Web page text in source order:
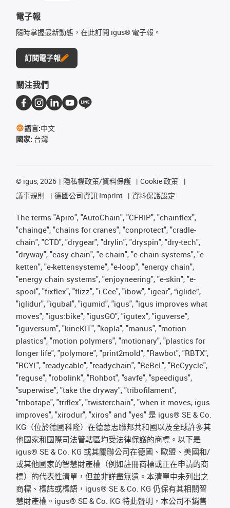
電子報
隨時掌握最新動態，在此訂閱 igus® 電子報。
訂閱電子報
關注我們
語言:中文
國家: 台灣
© igus, 2026 隱私權政策/資料保護
Cookie 政策
議事規則
德國公司資訊 Imprint 資料保護設定
The terms "Apiro", "AutoChain", "CFRIP", "chainflex",
"chainge", "chains for cranes", "conprotect", "cradle-
chain", "CTD", "drygear", "drylin", "dryspin", "dry-tech",
"dryway", "easy chain", "e-chain", "e-chain systems", "e-
ketten", "e-kettensysteme", "e-loop", "energy chain",
"energy chain systems", "enjoyneering", "e-skin", "e-
spool", "fixflex", "flizz", "i.Cee", "ibow", "igear", “iglide”,
"iglidur", "igubal", "igumid", "igus", "igus improves what
moves", "igus:bike", "igusGO", "igutex", "iguverse",
"iguversum", "kineKIT", "kopla", "manus", "motion
plastics", "motion polymers", "motionary", "plastics for
longer life", "polymore", "print2mold", "Rawbot", "RBTX",
"RCYL", "readycable", "readychain", "ReBeL", "ReCyycle",
"reguse", "robolink", "Rohbot", "savfe", "speedigus",
"superwise", "take the dryway", "tribofilament",
"tribotape", "triflex", "twisterchain", "when it moves, igus
improves", "xirodur", "xiros" and "yes" 是 igus® SE & Co.
KG（位於德國科隆）在德意志聯邦共和國以及全球許多其
他國家和國際司法管轄區均受法律保護的商標。以下是
igus® SE & Co. KG 或其關聯公司在德國、歐盟、美國和/
或其他國家的智慧財產權（例如註冊商標或正在申請的商
標）的代表性清單，但並非詳盡無遺。本清單中未列出之
商標、標誌或標語，igus® SE & Co. KG 仍保有其相關智
慧財產權。igus® SE & Co. KG 特此聲明，本公司不銷售